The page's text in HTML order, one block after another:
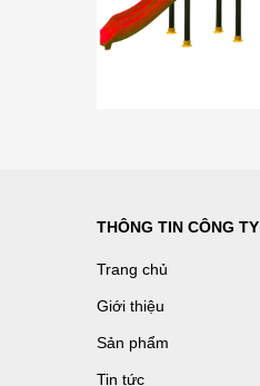
THÔNG TIN CÔNG TY
Trang chủ
Giới thiệu
Sản phẩm
Tin tức